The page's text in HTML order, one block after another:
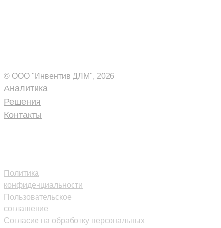
© ООО "Инвентив ДЛМ", 2026
Аналитика
Решения
Контакты
Политика
конфиденциальности
Пользовательское
соглашение
Согласие на обработку персональных